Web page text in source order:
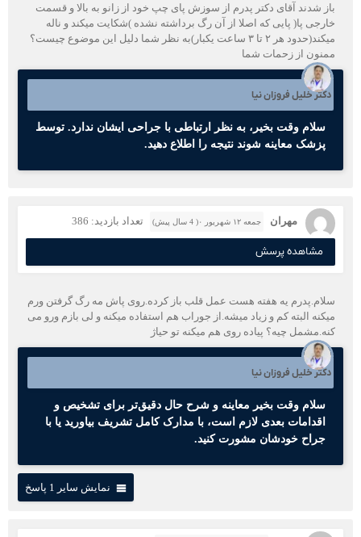
باز شدند آقای دکتر پدرم از سوزش پای چپ خود از زانو به بالا و قسمت
خارجی پا( پایی که اصلا از آن رگ برداشته نشده )شکایت میکند و ناله
میکند(حدود هر ۲ تا ۳ ساعت یکبار)به نظر شما دلیل این موضوع چیست؟
ممنون از زحمات شما
دکتر خلیل فروزان نیا
سلام وقت بخیر، به نظر ارتباطی با جراحی ایشان ندارد. توسط
پزشک معاینه شوند نتیجه را اطلاع دهید.
مهران جمعه ۱۲ شهریور ۰( 4 سال پیش) تعداد بازدید: 386
مشاهده پرسش
سلام.پدرم یه هفته هست عمل قلب باز کرده.روی پاش مه رگ گرفتن ورم
میکنه البته کم و زیاد میشه.از جوراب هم استفاده میکنه و لی بازم ورو می
کنه.مشمل چیه؟ پیاده روی هم میکنه تو حیاژ
دکتر خلیل فروزان نیا
سلام وقت بخیر معاینه و شرح حال دقیق‌تر برای تشخیص و
اقدامات بعدی لازم است، با مدارک کامل تشریف بیاورید یا با
جراح خودشان مشورت کنید.
نمایش سایر 1 پاسخ